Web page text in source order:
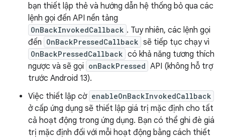
bạn thiết lập thẻ và hướng dẫn hệ thống bỏ qua các
lệnh gọi đến API nền tảng
OnBackInvokedCallback . Tuy nhiên, các lệnh gọi
đến OnBackPressedCallback sẽ tiếp tục chạy vì
OnBackPressedCallback có khả năng tương thích
ngược và sẽ gọi onBackPressed API (không hỗ trợ
trước Android 13).
Việc thiết lập cờ enableOnBackInvokedCallback
ở cấp ứng dụng sẽ thiết lập giá trị mặc định cho tất
cả hoạt động trong ứng dụng. Bạn có thể ghi đè giá
trị mặc định đối với mỗi hoạt động bằng cách thiết